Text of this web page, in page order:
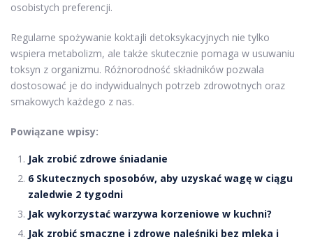
osobistych preferencji.
Regularne spożywanie koktajli detoksykacyjnych nie tylko
wspiera metabolizm, ale także skutecznie pomaga w usuwaniu
toksyn z organizmu. Różnorodność składników pozwala
dostosować je do indywidualnych potrzeb zdrowotnych oraz
smakowych każdego z nas.
Powiązane wpisy:
Jak zrobić zdrowe śniadanie
6 Skutecznych sposobów, aby uzyskać wagę w ciągu
zaledwie 2 tygodni
Jak wykorzystać warzywa korzeniowe w kuchni?
Jak zrobić smaczne i zdrowe naleśniki bez mleka i